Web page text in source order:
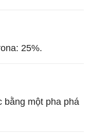
25%.
bằng một pha phá